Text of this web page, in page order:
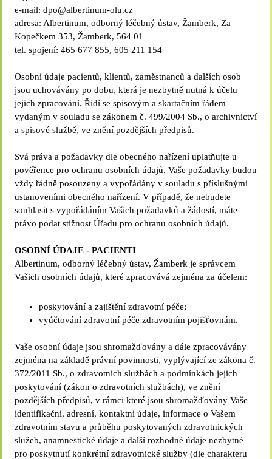
e-mail: dpo@albertinum-olu.cz
adresa: Albertinum, odborný léčebný ústav, Žamberk, Za
Kopečkem 353, Žamberk, 564 01
tel. spojení: 465 677 855, 605 211 154
Osobní údaje pacientů, klientů, zaměstnanců a dalších osob
jsou uchovávány po dobu, která je nezbytně nutná k účelu
jejich zpracování. Řídí se spisovým a skartačním řádem
vydaným v souladu se zákonem č. 499/2004 Sb., o archivnictví
a spisové službě, ve znění pozdějších předpisů.
Svá práva a požadavky dle obecného nařízení uplatňujte u
pověřence pro ochranu osobních údajů. Vaše požadavky budou
vždy řádně posouzeny a vypořádány v souladu s příslušnými
ustanoveními obecného nařízení. V případě, že nebudete
souhlasit s vypořádáním Vašich požadavků a žádostí, máte
právo podat stížnost Úřadu pro ochranu osobních údajů.
OSOBNÍ ÚDAJE - PACIENTI
Albertinum, odborný léčebný ústav, Žamberk je správcem
Vašich osobních údajů, které zpracovává zejména za účelem:
poskytování a zajištění zdravotní péče;
vyúčtování zdravotní péče zdravotním pojišťovnám.
Vaše osobní údaje jsou shromažďovány a dále zpracovávány
zejména na základě právní povinnosti, vyplývající ze zákona č.
372/2011 Sb., o zdravotních službách a podmínkách jejich
poskytování (zákon o zdravotních službách), ve znění
pozdějších předpisů, v rámci které jsou shromažďovány Vaše
identifikační, adresní, kontaktní údaje, informace o Vašem
zdravotním stavu a průběhu poskytovaných zdravotnických
služeb, anamnestické údaje a další rozhodné údaje nezbytné
pro poskytnutí konkrétní zdravotnické služby (dle charakteru